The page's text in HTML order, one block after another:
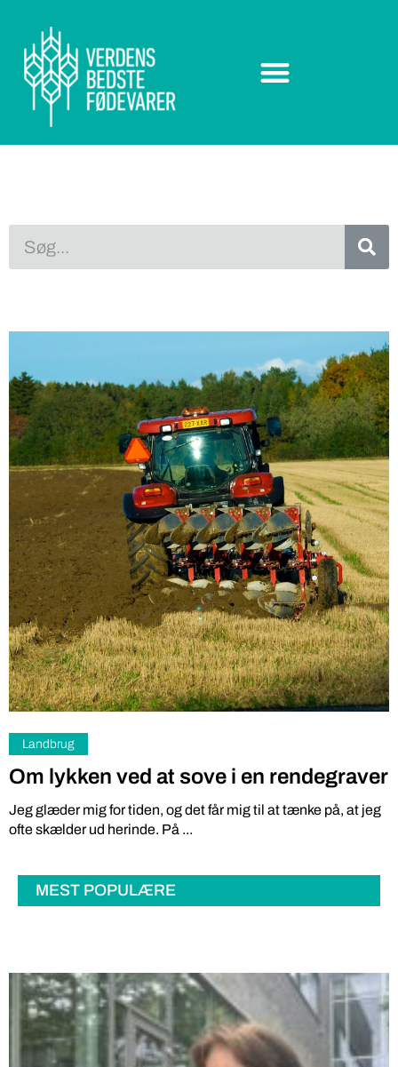
Landbrug
Om lykken ved at sove i en rendegraver
Jeg glæder mig for tiden, og det får mig til at tænke på, at jeg
ofte skælder ud herinde. På ...
MEST POPULÆRE